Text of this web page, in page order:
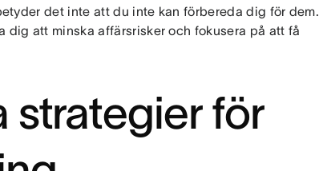
det inte att du inte kan förbereda dig för dem.
dig att minska affärsrisker och fokusera på att få
strategier för